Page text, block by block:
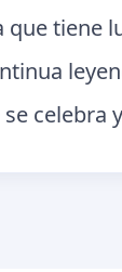
que tiene
celebra